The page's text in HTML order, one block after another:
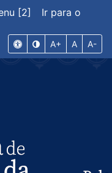
[2]
Ir para o
A+ A A-